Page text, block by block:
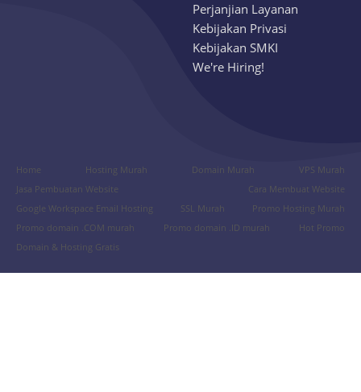
Perjanjian Layanan
Kebijakan Privasi
Kebijakan SMKI
We're Hiring!
Home Hosting Murah Domain Murah
VPS Murah
Jasa Pembuatan Website
Cara Membuat Website
Google Workspace Email Hosting
SSL Murah
Promo Hosting Murah
Promo domain .COM murah
Promo domain .ID murah
Hot Promo
Domain & Hosting Gratis